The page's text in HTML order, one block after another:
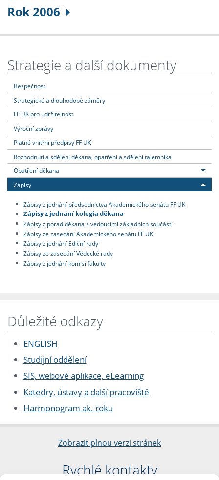
Rok 2006
Strategie a další dokumenty
Bezpečnost
Strategické a dlouhodobé záměry
FF UK pro udržitelnost
Výroční zprávy
Platné vnitřní předpisy FF UK
Rozhodnutí a sdělení děkana, opatření a sdělení tajemníka
Opatření děkana
Zápisy
Zápisy z jednání předsednictva Akademického senátu FF UK
Zápisy z jednání kolegia děkana
Zápisy z porad děkana s vedoucími základních součástí
Zápisy ze zasedání Akademického senátu FF UK
Zápisy z jednání Ediční rady
Zápisy ze zasedání Vědecké rady
Zápisy z jednání komisí fakulty
Důležité odkazy
ENGLISH
Studijní oddělení
SIS, webové aplikace, eLearning
Katedry, ústavy a další pracoviště
Harmonogram ak. roku
Zobrazit plnou verzi stránek
Rychlé kontakty